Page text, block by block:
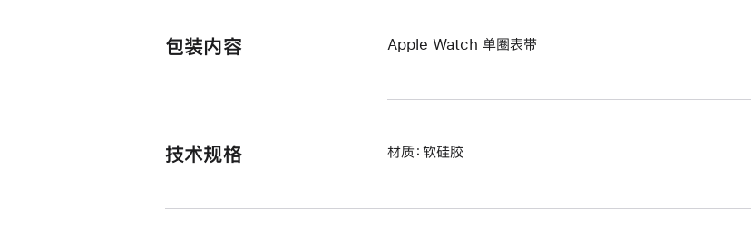
包装内容 Apple Watch 单圈表带
技术规格 材质：软硅胶